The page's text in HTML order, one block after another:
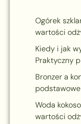
Ogórek
wartości
Kiedy i jak
Praktyczny
Bronzer a
Woda
wartości